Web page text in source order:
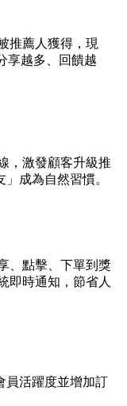
推薦人獲得，現
享越多、回饋越
，激發顧客升級推
成為自然習慣。
、點擊、下單到獎
即時通知，節省人
員活躍度並增加訂